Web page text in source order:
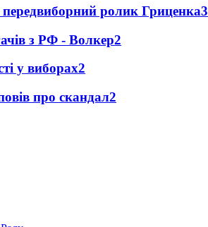
ролик Гриценка3
з РФ - Волкер2
у виборах2
про скандал2